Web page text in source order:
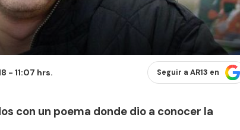
- 11:07 hrs. Seguir a AR13 en
con un poema donde dio a conocer la